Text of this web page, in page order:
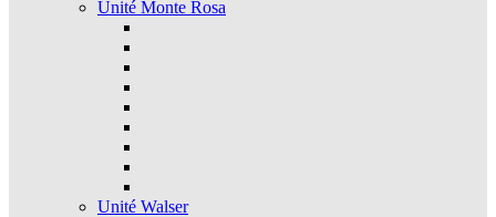
Unité Monte Rosa
Unité Walser